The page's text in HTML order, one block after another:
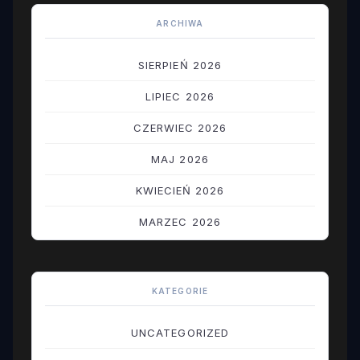
ARCHIWA
SIERPIEŃ 2026
LIPIEC 2026
CZERWIEC 2026
MAJ 2026
KWIECIEŃ 2026
MARZEC 2026
KATEGORIE
UNCATEGORIZED